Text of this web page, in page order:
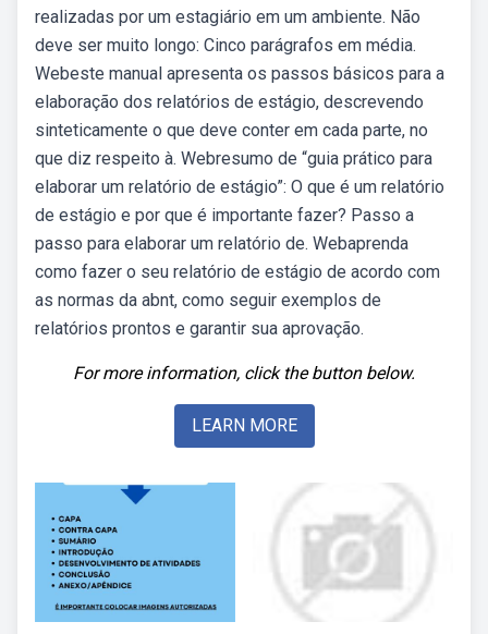
realizadas por um estagiário em um ambiente. Não
deve ser muito longo: Cinco parágrafos em média.
Webeste manual apresenta os passos básicos para a
elaboração dos relatórios de estágio, descrevendo
sinteticamente o que deve conter em cada parte, no
que diz respeito à. Webresumo de “guia prático para
elaborar um relatório de estágio”: O que é um relatório
de estágio e por que é importante fazer? Passo a
passo para elaborar um relatório de. Webaprenda
como fazer o seu relatório de estágio de acordo com
as normas da abnt, como seguir exemplos de
relatórios prontos e garantir sua aprovação.
For more information, click the button below.
LEARN MORE